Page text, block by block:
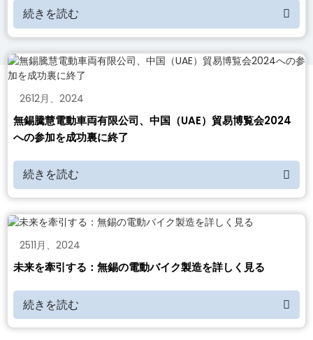
続きを読む
2612月 、 2024
無錫騰慧電動車両有限公司、中国（UAE）貿易博覧会2024
への参加を成功裏に終了
続きを読む
2511月 、 2024
未来を牽引する：無錫の電動バイク製造を詳しく見る
続きを読む